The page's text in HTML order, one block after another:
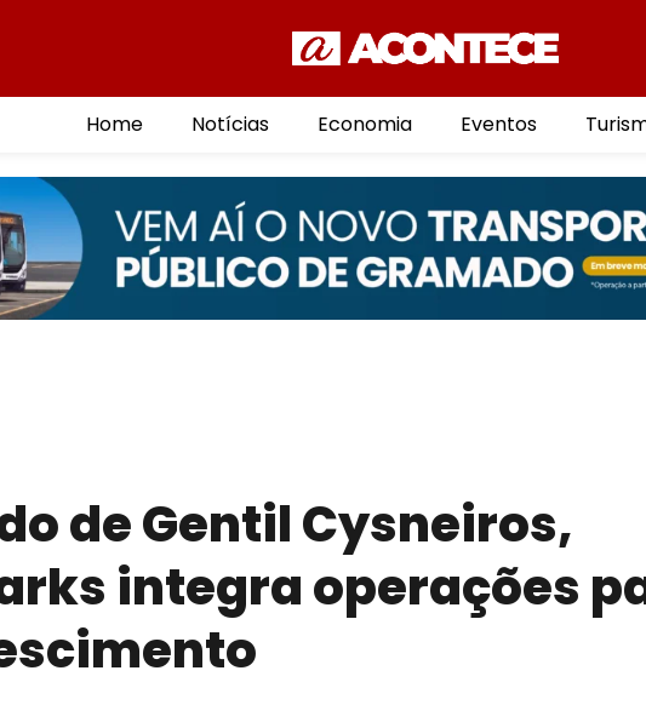
Home Notícias Economia Eventos
de Gentil Cysneiros,
integra operações